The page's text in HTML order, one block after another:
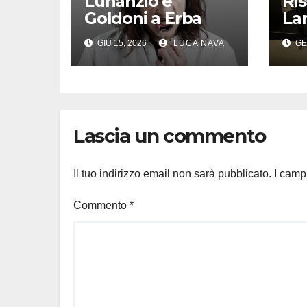
Goldoni a Erba
GIU 15, 2026 LUCA NAVA
Lascia un commento
Il tuo indirizzo email non sarà pubblicato. I
Commento *